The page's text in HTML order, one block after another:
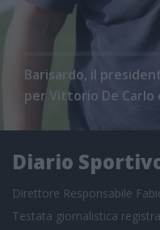
Barisardo, il
per Vittorio De Carlo
Diario
Direttore Responsabile
Testata giornalistica